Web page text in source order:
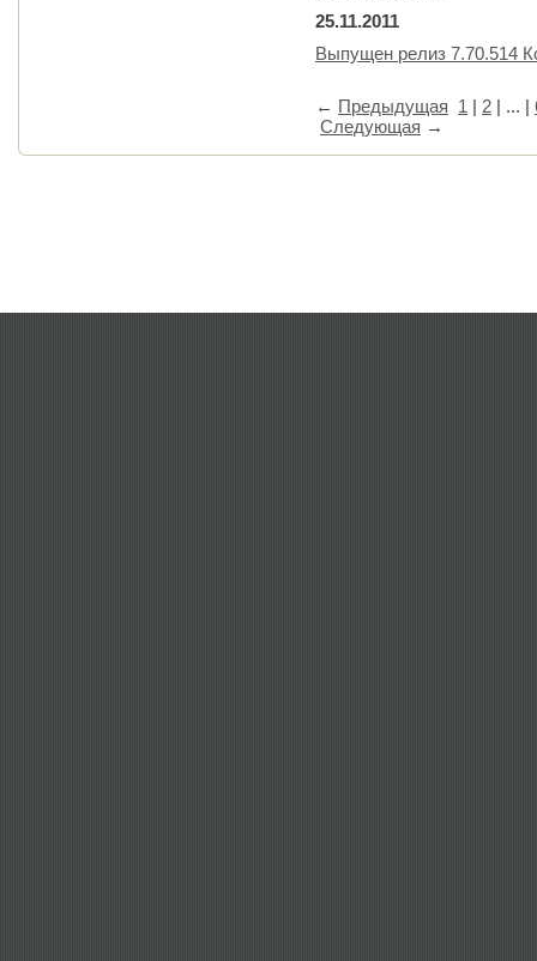
25.11.2011
Выпущен релиз 7.70.514
← Предыдущая 1 | 2 | ... |
Следующая →